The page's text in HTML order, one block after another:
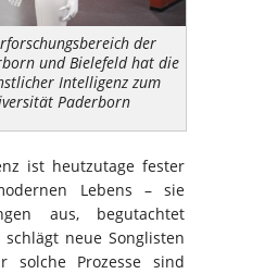
der
und Bielefeld hat die
Intelligenz zum
Paderborn
ist heutzutage fester
Lebens – sie
aus, begutachtet
neue Songlisten
solche Prozesse sind